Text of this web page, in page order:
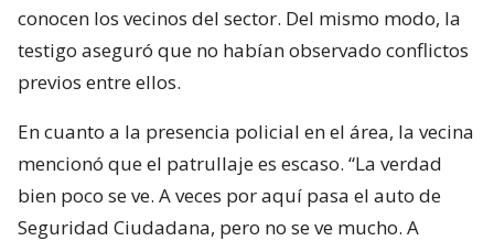
conocen los vecinos del sector. Del mismo modo, la
testigo aseguró que no habían observado conflictos
previos entre ellos.
En cuanto a la presencia policial en el área, la vecina
mencionó que el patrullaje es escaso. “La verdad
bien poco se ve. A veces por aquí pasa el auto de
Seguridad Ciudadana, pero no se ve mucho. A